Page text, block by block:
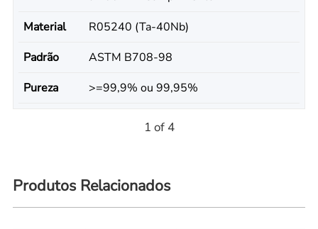
Material
R05240 (Ta-40Nb)
Padrão
ASTM B708-98
Pureza
>=99,9% ou 99,95%
1 of 4
Produtos Relacionados